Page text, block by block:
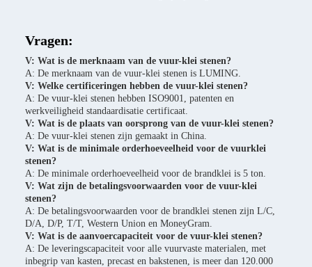
Vragen:
V: Wat is de merknaam van de vuur-klei stenen?
A: De merknaam van de vuur-klei stenen is LUMING.
V: Welke certificeringen hebben de vuur-klei stenen?
A: De vuur-klei stenen hebben ISO9001, patenten en
werkveiligheid standaardisatie certificaat.
V: Wat is de plaats van oorsprong van de vuur-klei stenen?
A: De vuur-klei stenen zijn gemaakt in China.
V: Wat is de minimale orderhoeveelheid voor de vuurklei
stenen?
A: De minimale orderhoeveelheid voor de brandklei is 5 ton.
V: Wat zijn de betalingsvoorwaarden voor de vuur-klei
stenen?
A: De betalingsvoorwaarden voor de brandklei stenen zijn L/C,
D/A, D/P, T/T, Western Union en MoneyGram.
V: Wat is de aanvoercapaciteit voor de vuur-klei stenen?
A: De leveringscapaciteit voor alle vuurvaste materialen, met
inbegrip van kasten, precast en bakstenen, is meer dan 120.000